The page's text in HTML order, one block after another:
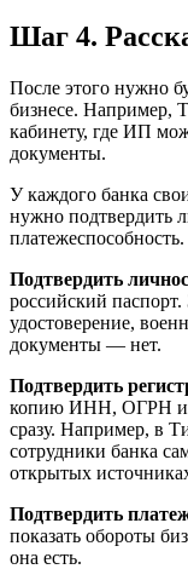
Шаг 4.
После этого нужно
бизнесе. Например,
кабинету, где ИП
документы.
У каждого банка
нужно подтвердить
платежеспособность.
Подтвердить
российский
удостоверение,
документы — нет.
Подтвердить
копию ИНН, ОГРН
сразу. Например, в
сотрудники банка
открытых
Подтвердить
показать обороты
она есть.